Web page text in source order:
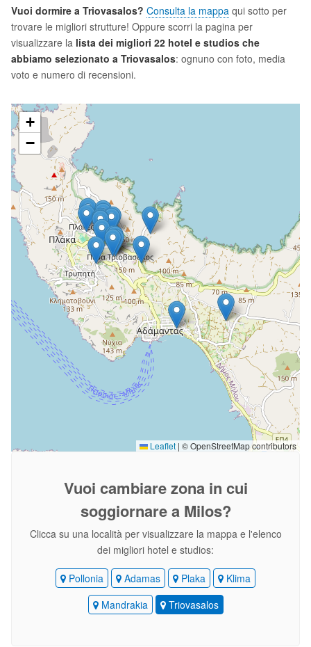
Vuoi dormire a Triovasalos? Consulta la mappa qui sotto per
trovare le migliori strutture! Oppure scorri la pagina per
visualizzare la lista dei migliori 22 hotel e studios che
abbiamo selezionato a Triovasalos: ognuno con foto, media
voto e numero di recensioni.
+
−
Leaflet | © OpenStreetMap contributors
Vuoi cambiare zonain cui
soggiornare a Milos?
Clicca su una località per visualizzare la mappa e l'elenco
dei migliori hotel e studios:
Pollonia Adamas Plaka
Klima
Mandrakia
Triovasalos